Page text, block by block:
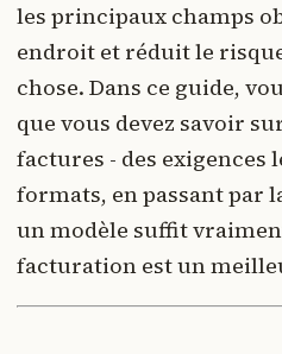
les principaux champs
endroit et réduit le
chose. Dans ce guide,
que vous devez savoir
factures - des exigences
formats, en passant par
un modèle suffit
facturation est un